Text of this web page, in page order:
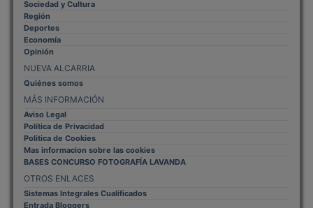
Región
Deportes
Economía
Opinión
NUEVA ALCARRIA
Quiénes somos
MÁS INFORMACIÓN
Aviso Legal
Política de Privacidad
Politica de Cookies
Mas informacion sobre las cookies
BASES CONCURSO FOTOGRAFÍA LAVANDA
OTROS ENLACES
Sistemas Integrales Cualificados
Entrada Bloggers